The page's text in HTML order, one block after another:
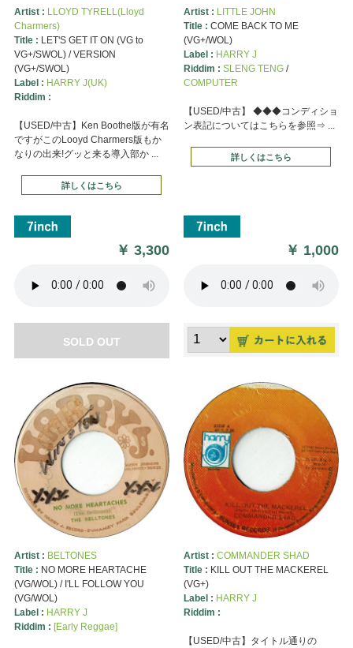
Artist : LLOYD TYRELL(Lloyd
Charmers)
Title : LET'S GET IT ON (VG to
VG+/SWOL) / VERSION
(VG+/SWOL)
Label : HARRY J(UK)
Riddim :
【USED/中古】Ken Boothe版が有名
ですがこのLooyd Charmers版もか
なりの出来!グッと来る導入部か ...
詳しくはこちら
￥3,300
SOLD OUT
Artist : LITTLE JOHN
Title : COME BACK TO ME
(VG+/WOL)
Label : HARRY J
Riddim : SLENG TENG/
COMPUTER
【USED/中古】 ◆◆◆コンディショ
ン表記についてはこちらを参照⇒ ...
詳しくはこちら
￥ 1,000
Artist : BELTONES
Title : NO MORE HEARTACHE
(VG/WOL) / I'LL FOLLOW YOU
(VG/WOL)
Label : HARRY J
Riddim : [Early Reggae]
Artist : COMMANDER SHAD
Title : KILL OUT THE MACKEREL
(VG+)
Label : HARRY J
Riddim :
【USED/中古】タイトル通りの